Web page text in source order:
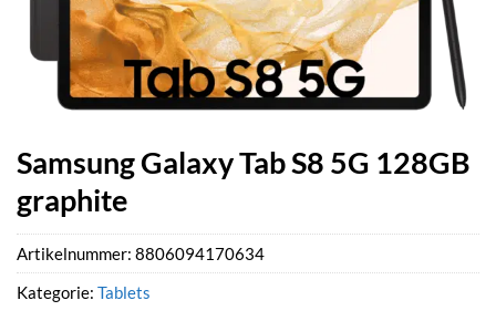
Samsung Galaxy Tab S8 5G 128GB
graphite
Artikelnummer: 8806094170634
Kategorie: Tablets